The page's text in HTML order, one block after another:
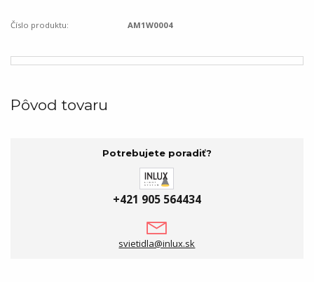
Číslo produktu: AM1W0004
Pôvod tovaru
Potrebujete poradiť?
+421 905 564434
svietidla@inlux.sk